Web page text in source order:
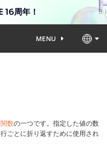
16周年！
MENU
数の一つです。指定した値の数
ごとに折り返すために使用され